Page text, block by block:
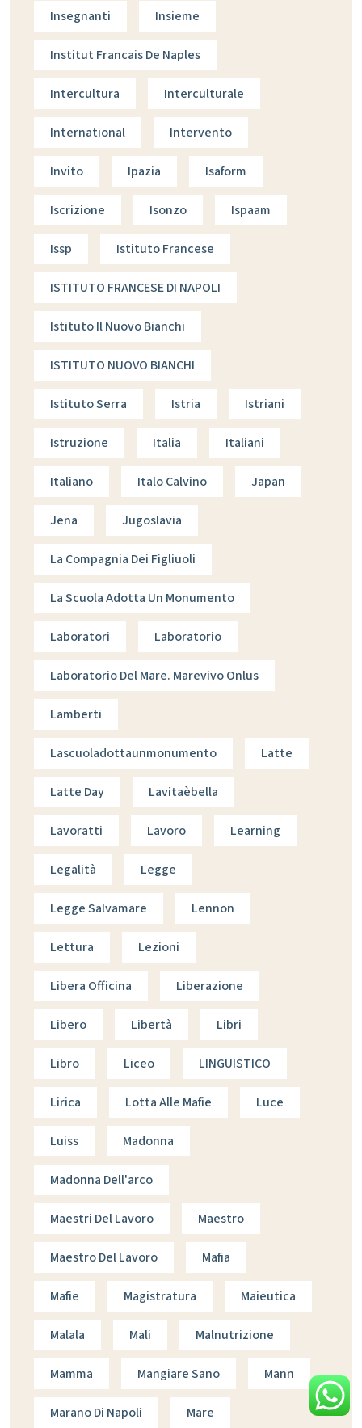
Insegnanti Insieme
Institut Francais De Naples
Intercultura Interculturale
International Intervento
Invito Ipazia Isaform
Iscrizione Isonzo Ispaam
Issp Istituto Francese
ISTITUTO FRANCESE DI NAPOLI
Istituto Il Nuovo Bianchi
ISTITUTO NUOVO BIANCHI
Istituto Serra Istria Istriani
Istruzione Italia Italiani
Italiano Italo Calvino Japan
Jena Jugoslavia
La Compagnia Dei Figliuoli
La Scuola Adotta Un Monumento
Laboratori Laboratorio
Laboratorio Del Mare. Marevivo Onlus
Lamberti
Lascuoladottaunmonumento Latte
Latte Day Lavitaèbella
Lavoratti Lavoro Learning
Legalità Legge
Legge Salvamare Lennon
Lettura Lezioni
Libera Officina Liberazione
Libero Libertà Libri
Libro Liceo LINGUISTICO
Lirica Lotta Alle Mafie Luce
Luiss Madonna
Madonna Dell'arco
Maestri Del Lavoro Maestro
Maestro Del Lavoro Mafia
Mafie Magistratura Maieutica
Malala Mali Malnutrizione
Mamma Mangiare Sano Mann
Marano Di Napoli Mare